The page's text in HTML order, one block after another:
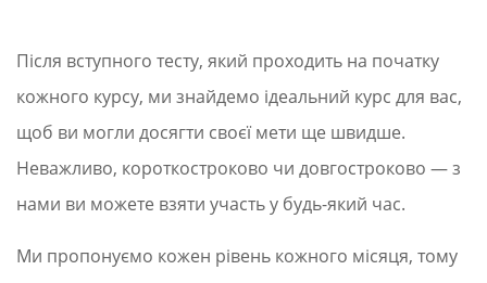
Після вступного тесту, який проходить на початку
кожного курсу, ми знайдемо ідеальний курс для вас,
щоб ви могли досягти своєї мети ще швидше.
Неважливо, короткостроково чи довгостроково — з
нами ви можете взяти участь у будь-який час.
Ми пропонуємо кожен рівень кожного місяця, тому